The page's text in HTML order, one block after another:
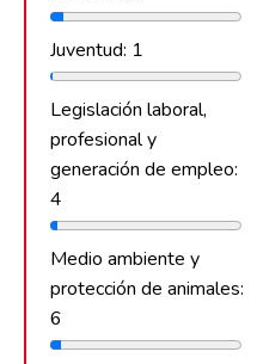
Juventud: 1
Legislación laboral,
profesional y
generación de empleo:
4
Medio ambiente y
protección de animales:
6